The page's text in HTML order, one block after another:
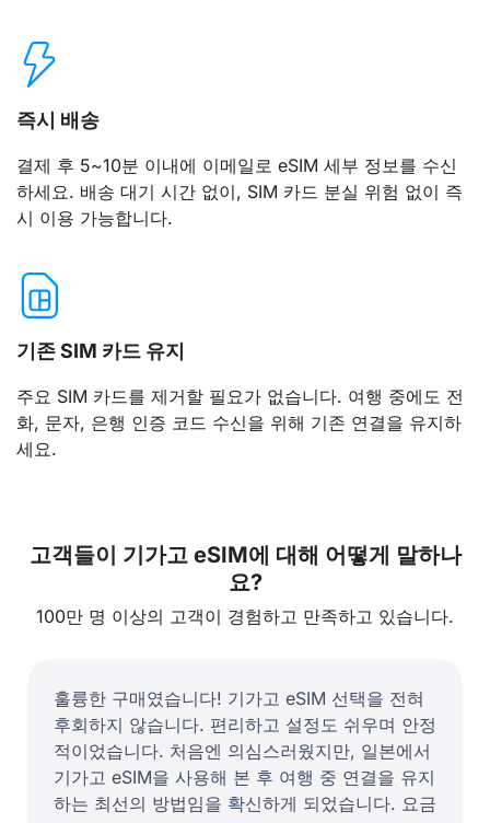
즉시 배송
결제 후 5~10분 이내에 이메일로 eSIM 세부 정보를 수신
하세요. 배송 대기 시간 없이, SIM 카드 분실 위험 없이 즉
시 이용 가능합니다.
기존 SIM 카드 유지
주요 SIM 카드를 제거할 필요가 없습니다. 여행 중에도 전
화, 문자, 은행 인증 코드 수신을 위해 기존 연결을 유지하
세요.
고객들이 기가고 eSIM에 대해 어떻게 말하나
요?
100만 명 이상의 고객이 경험하고 만족하고 있습니다.
훌륭한 구매였습니다! 기가고 eSIM 선택을 전혀
후회하지 않습니다. 편리하고 설정도 쉬우며 안정
적이었습니다. 처음엔 의심스러웠지만, 일본에서
기가고 eSIM을 사용해 본 후 여행 중 연결을 유지
하는 최선의 방법임을 확신하게 되었습니다. 요금